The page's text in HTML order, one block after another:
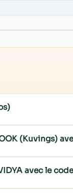
(Kuvings)
avec le code